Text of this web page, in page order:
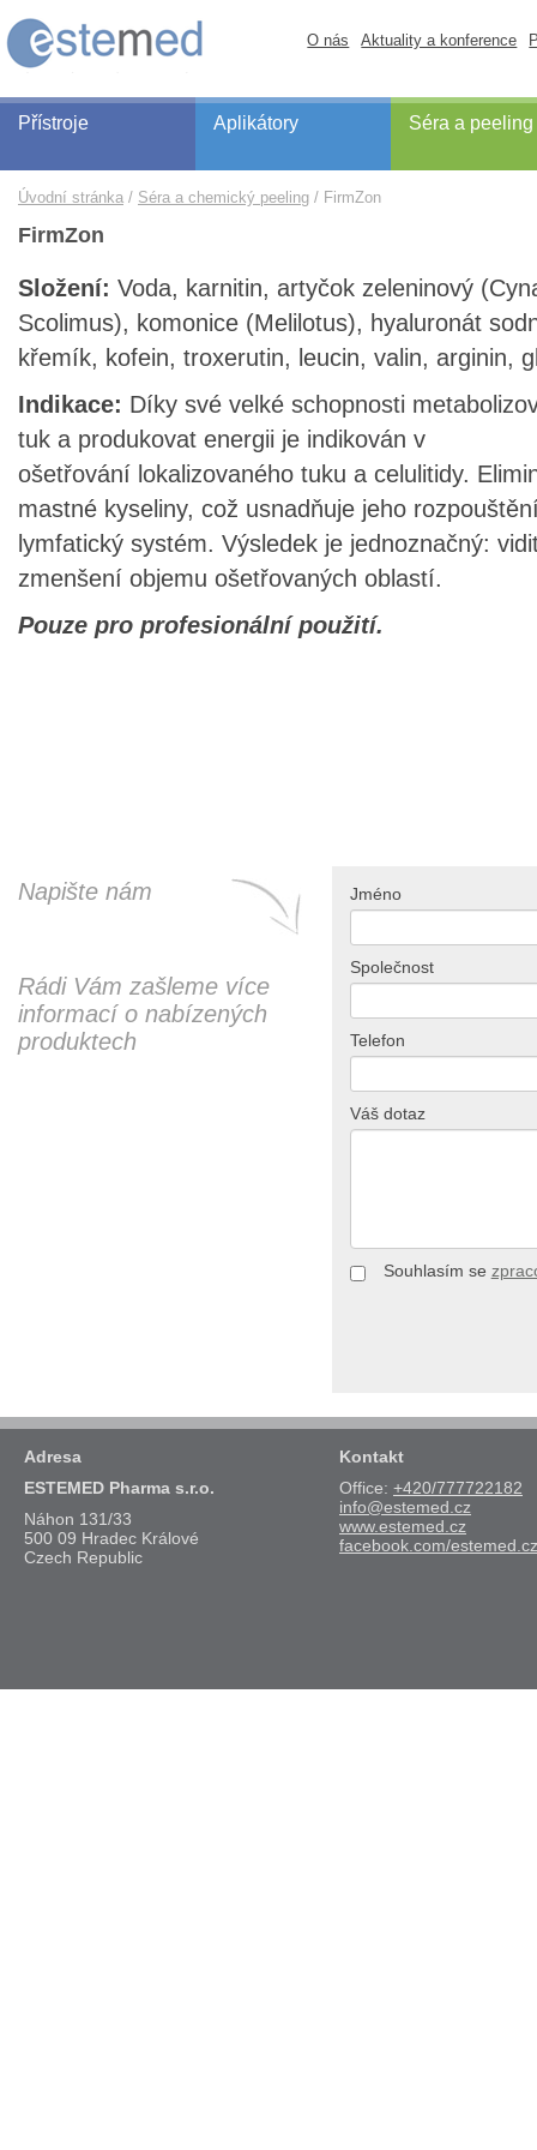
O nás Aktuality a konference
Přístroje Aplikátory Séra a peeling
Úvodní stránka Séra a chemický peeling FirmZon
FirmZon
Složení: Voda, karnitin, artyčok zeleninový
Scolimus), komonice (Melilotus), hyaluronát
křemík, kofein, troxerutin, leucin, valin, arginin,
Indikace: Díky své velké schopnosti
tuk a produkovat energii je indikován v
ošetřování lokalizovaného tuku a celulitidy.
mastné kyseliny, což usnadňuje jeho
lymfatický systém. Výsledek je jednoznačný:
zmenšení objemu ošetřovaných oblastí.
Pouze pro profesionální použití.
Napište nám
Rádi Vám zašleme více
informací o nabízených
produktech
Jméno
Společnost
Telefon
Váš dotaz
Souhlasím se
Adresa
ESTEMED Pharma s.r.o.
Náhon 131/33
500 09 Hradec Králové
Czech Republic
Kontakt
Office: +420/777722182
info@estemed.cz
www.estemed.cz
facebook.com/estemed.cz